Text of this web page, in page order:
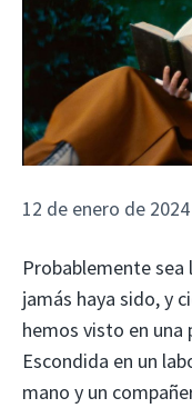
12 de enero de 2024
Probablemente
jamás haya sido, y
hemos visto en una
Escondida en un
mano y un